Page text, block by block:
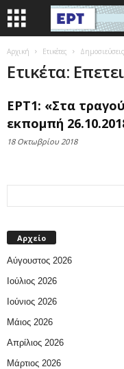
Αρχική Ετικέτες
Ετικέτα:
ΕΡΤ1: «Στα
εκπομπή
18 Οκτωβρίου 2018
Αρχείο
Αύγουστος 2026
Ιούλιος 2026
Ιούνιος 2026
Μάιος 2026
Απρίλιος 2026
Μάρτιος 2026